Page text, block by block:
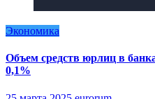
Экономика
Объем средств юрлиц в
0,1%